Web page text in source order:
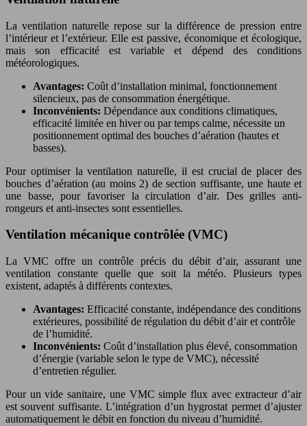
La ventilation naturelle repose sur la différence de pression entre
l’intérieur et l’extérieur. Elle est passive, économique et écologique,
mais son efficacité est variable et dépend des conditions
météorologiques.
Avantages: Coût d’installation minimal, fonctionnement
silencieux, pas de consommation énergétique.
Inconvénients: Dépendance aux conditions climatiques,
efficacité limitée en hiver ou par temps calme, nécessite un
positionnement optimal des bouches d’aération (hautes et
basses).
Pour optimiser la ventilation naturelle, il est crucial de placer des
bouches d’aération (au moins 2) de section suffisante, une haute et
une basse, pour favoriser la circulation d’air. Des grilles anti-
rongeurs et anti-insectes sont essentielles.
Ventilation mécanique contrôlée (VMC)
La VMC offre un contrôle précis du débit d’air, assurant une
ventilation constante quelle que soit la météo. Plusieurs types
existent, adaptés à différents contextes.
Avantages: Efficacité constante, indépendance des conditions
extérieures, possibilité de régulation du débit d’air et contrôle
de l’humidité.
Inconvénients: Coût d’installation plus élevé, consommation
d’énergie (variable selon le type de VMC), nécessité
d’entretien régulier.
Pour un vide sanitaire, une VMC simple flux avec extracteur d’air
est souvent suffisante. L’intégration d’un hygrostat permet d’ajuster
automatiquement le débit en fonction du niveau d’humidité.